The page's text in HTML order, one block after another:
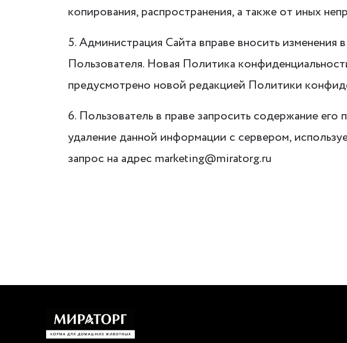
копирования, распространения, а также от иных
5. Администрация Сайта вправе вносить
Пользователя. Новая Политика
предусмотрено новой редакцией Политики
6. Пользователь в праве запросить содержание
удаление данной информации с сервером,
запрос на адрес marketing@miratorg.ru